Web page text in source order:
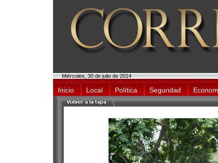
Miércoles, 30 de julio de 2014
Inicio Local Política Seguridad